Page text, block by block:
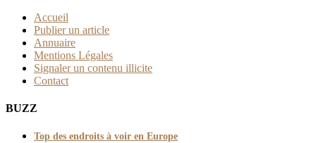
Accueil
Publier un article
Annuaire
Mentions Légales
Signaler un contenu illicite
Contact
BUZZ
Top des endroits à voir en Europe